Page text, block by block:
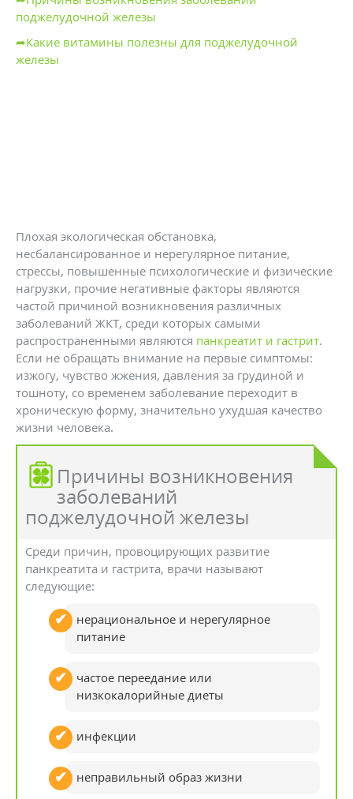
поджелудочной железы
➦Какие витамины полезны для поджелудочной
железы
Плохая экологическая обстановка,
несбалансированное и нерегулярное питание,
стрессы, повышенные психологические и физические
нагрузки, прочие негативные факторы являются
частой причиной возникновения различных
заболеваний ЖКТ, среди которых самыми
распространенными являются панкреатит и гастрит.
Если не обращать внимание на первые симптомы:
изжогу, чувство жжения, давления за грудиной и
тошноту, со временем заболевание переходит в
хроническую форму, значительно ухудшая качество
жизни человека.
Причины возникновения
заболеваний
поджелудочной железы
Среди причин, провоцирующих развитие
панкреатита и гастрита, врачи называют
следующие:
нерациональное и нерегулярное
питание
частое переедание или
низкокалорийные диеты
инфекции
неправильный образ жизни